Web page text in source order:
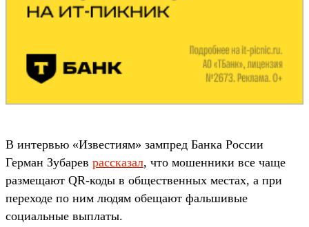
В интервью «Известиям» зампред Банка России
Герман Зубарев рассказал, что мошенники все чаще
размещают QR-коды в общественных местах, а при
переходе по ним людям обещают фальшивые
социальные выплаты.